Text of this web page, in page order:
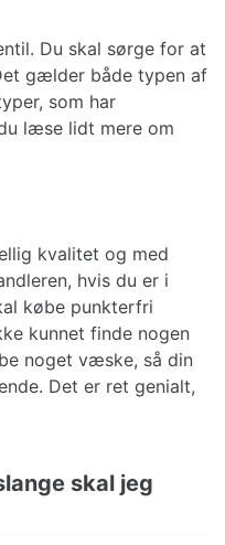
Du skal sørge for at
gælder både typen af
som har
læse lidt mere om
kvalitet og med
hvis du er i
købe punkterfri
kunnet finde nogen
noget væske, så din
Det er ret genialt,
skal jeg